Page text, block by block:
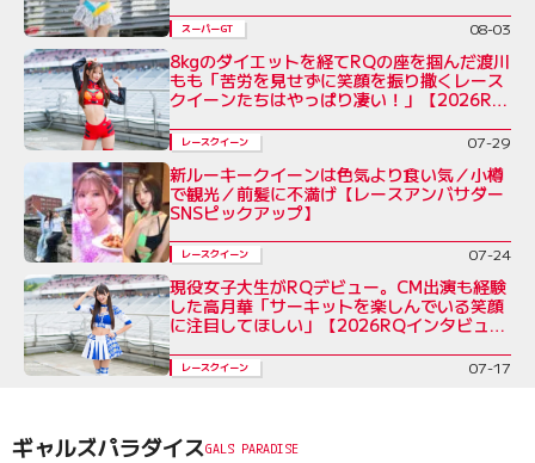
スーパーGT 08-03
8kgのダイエットを経てRQの座を掴んだ渡川
もも「苦労を見せずに笑顔を振り撒くレース
クイーンたちはやっぱり凄い！」【2026RQ
レースクイーン 07-29
新ルーキークイーンは色気より食い気／小樽
で観光／前髪に不満げ【レースアンバサダー
SNSピックアップ】
レースクイーン 07-24
現役女子大生がRQデビュー。CM出演も経験
した高月華「サーキットを楽しんでいる笑顔
に注目してほしい」【2026RQインタビュー
レースクイーン 07-17
ギャルズパラダイス